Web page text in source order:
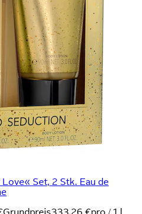
Set, 2 Stk. Eau de
Grundpreis333,26 €pro / 1 l